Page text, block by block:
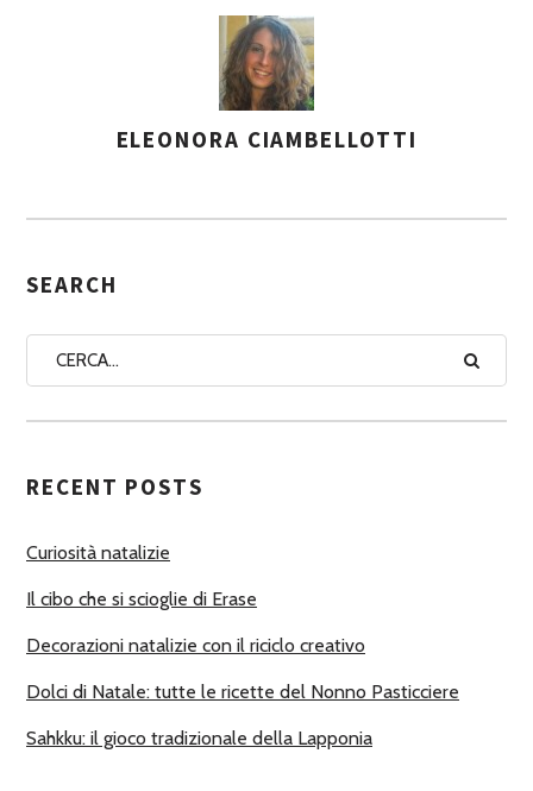
S
G
A
U
O
I
ELEONORA CIAMBELLOTTI
SEARCH
RECENT POSTS
Curiosità natalizie
Il cibo che si scioglie di Erase
Decorazioni natalizie con il riciclo creativo
Dolci di Natale: tutte le ricette del Nonno Pasticciere
Sahkku: il gioco tradizionale della Lapponia